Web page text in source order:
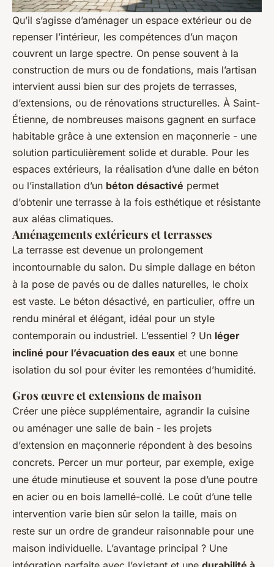
Qu’il s’agisse d’aménager un espace extérieur ou de
repenser l’intérieur, les compétences d’un maçon
couvrent un large spectre. On pense souvent à la
construction de murs ou de fondations, mais l’artisan
intervient aussi bien sur des projets de terrasses,
d’extensions, ou de rénovations structurelles. À Saint-
Étienne, de nombreuses maisons gagnent en surface
habitable grâce à une extension en maçonnerie - une
solution particulièrement solide et durable. Pour les
espaces extérieurs, la réalisation d’une dalle en béton
ou l’installation d’un béton désactivé permet
d’obtenir une terrasse à la fois esthétique et résistante
aux aléas climatiques.
Aménagements extérieurs et terrasses
La terrasse est devenue un prolongement
incontournable du salon. Du simple dallage en béton
à la pose de pavés ou de dalles naturelles, le choix
est vaste. Le béton désactivé, en particulier, offre un
rendu minéral et élégant, idéal pour un style
contemporain ou industriel. L’essentiel ? Un léger
incliné pour l’évacuation des eaux et une bonne
isolation du sol pour éviter les remontées d’humidité.
Gros œuvre et extensions de maison
Créer une pièce supplémentaire, agrandir la cuisine
ou aménager une salle de bain - les projets
d’extension en maçonnerie répondent à des besoins
concrets. Percer un mur porteur, par exemple, exige
une étude minutieuse et souvent la pose d’une poutre
en acier ou en bois lamellé-collé. Le coût d’une telle
intervention varie bien sûr selon la taille, mais on
reste sur un ordre de grandeur raisonnable pour une
maison individuelle. L’avantage principal ? Une